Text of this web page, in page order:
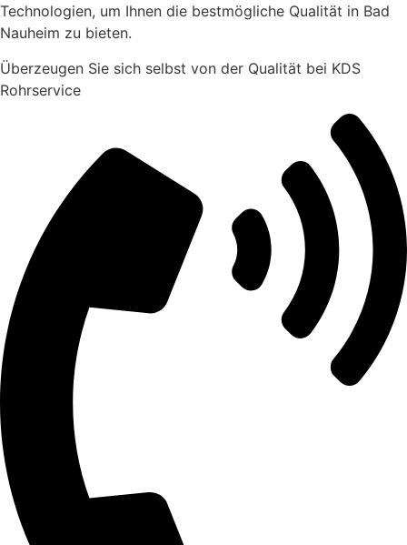
Technologien, um Ihnen die bestmögliche Qualität in Bad
Nauheim zu bieten.
Überzeugen Sie sich selbst von der Qualität bei KDS
Rohrservice